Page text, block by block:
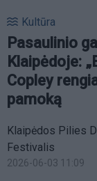
Kultūra
Pasaulinio
Klaipėdoje:
Copley
pamoką
Klaipėdos Pilies
Festivalis
2026-06-03 11:09